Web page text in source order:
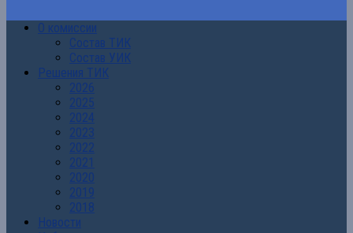
О комиссии
Состав ТИК
Состав УИК
Решения ТИК
2026
2025
2024
2023
2022
2021
2020
2019
2018
Новости